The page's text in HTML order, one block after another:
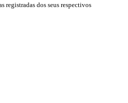
registradas dos seus respectivos